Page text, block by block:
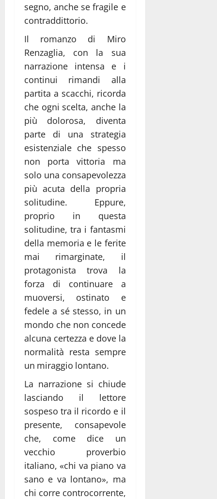
segno, anche se fragile e
contraddittorio.
Il romanzo di Miro
Renzaglia, con la sua
narrazione intensa e i
continui rimandi alla
partita a scacchi, ricorda
che ogni scelta, anche la
più dolorosa, diventa
parte di una strategia
esistenziale che spesso
non porta vittoria ma
solo una consapevolezza
più acuta della propria
solitudine. Eppure,
proprio in questa
solitudine, tra i fantasmi
della memoria e le ferite
mai rimarginate, il
protagonista trova la
forza di continuare a
muoversi, ostinato e
fedele a sé stesso, in un
mondo che non concede
alcuna certezza e dove la
normalità resta sempre
un miraggio lontano.
La narrazione si chiude
lasciando il lettore
sospeso tra il ricordo e il
presente, consapevole
che, come dice un
vecchio proverbio
italiano, «chi va piano va
sano e va lontano», ma
chi corre controcorrente,